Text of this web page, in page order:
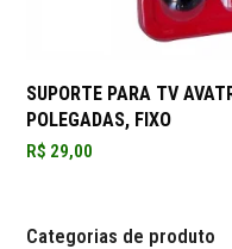
SUPORTE PARA TV
POLEGADAS, FIXO
R$ 29,00
Categorias de produto